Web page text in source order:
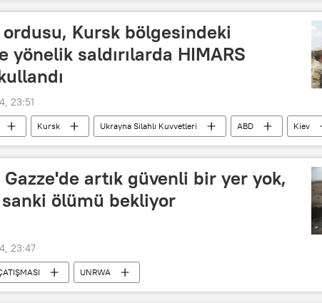
Kursk bölgesindeki
yönelik saldırılarda HIMARS
23:51
Kursk Ukrayna Silahlı Kuvvetleri ABD
Kiev
Köprü
Gazze'de artık güvenli bir yer yok,
ölümü bekliyor
23:47
UNRWA
Filistinli Mültecilere Yardım Ajansı (UNRWA)
İsrail
İsrail-Filistin